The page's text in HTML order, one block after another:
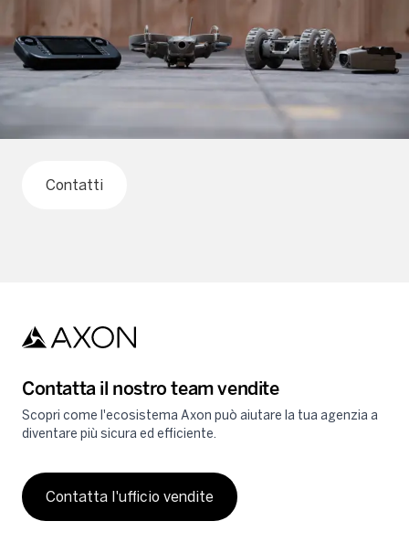
Contatti
Contatta il nostro team vendite
Scopri come l'ecosistema Axon può aiutare la tua agenzia a
diventare più sicura ed efficiente.
Contatta l'ufficio vendite